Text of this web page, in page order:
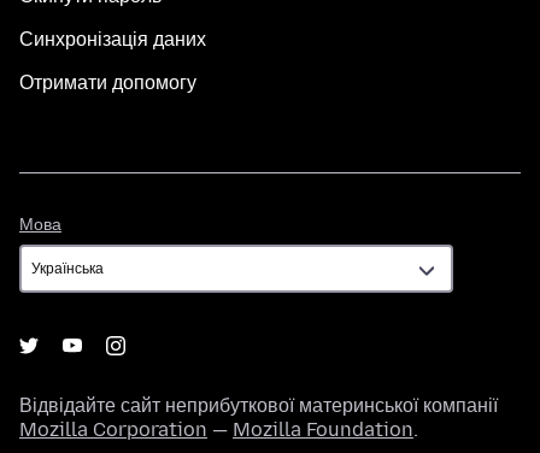
Синхронізація даних
Отримати допомогу
Мова
Відвідайте сайт неприбуткової материнської компанії
Mozilla Corporation — Mozilla Foundation.